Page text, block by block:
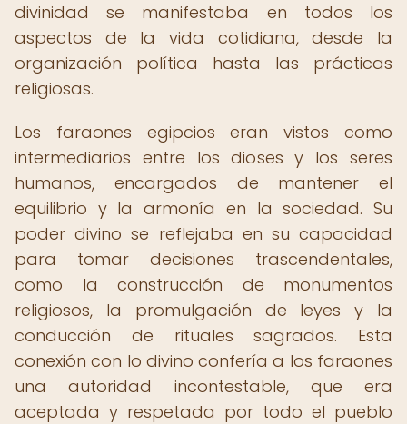
divinidad se manifestaba en todos los
aspectos de la vida cotidiana, desde la
organización política hasta las prácticas
religiosas.
Los faraones egipcios eran vistos como
intermediarios entre los dioses y los seres
humanos, encargados de mantener el
equilibrio y la armonía en la sociedad. Su
poder divino se reflejaba en su capacidad
para tomar decisiones trascendentales,
como la construcción de monumentos
religiosos, la promulgación de leyes y la
conducción de rituales sagrados. Esta
conexión con lo divino confería a los faraones
una autoridad incontestable, que era
aceptada y respetada por todo el pueblo